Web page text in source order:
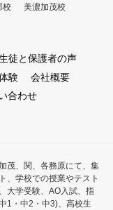
校
美濃加茂校
徒と保護者の声
験
会社概要
合わせ
茂、関、各務原にて、集
、学校での授業やテスト
大学受験、AO入試、指
1・中2・中3)、高校生